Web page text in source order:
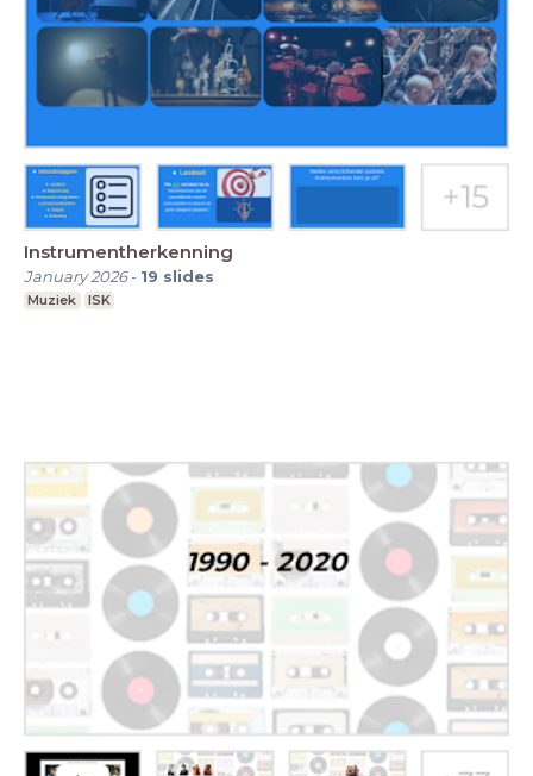
Instrumentherkenning
January 2026- 19 slides
Muziek ISK